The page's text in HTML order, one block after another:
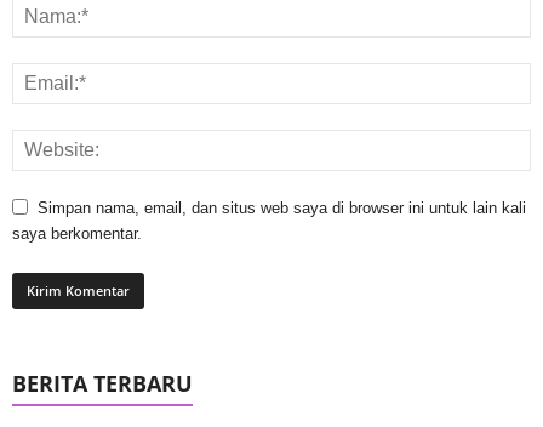
Simpan nama, email, dan situs web saya di browser ini untuk lain kali
saya berkomentar.
BERITA TERBARU